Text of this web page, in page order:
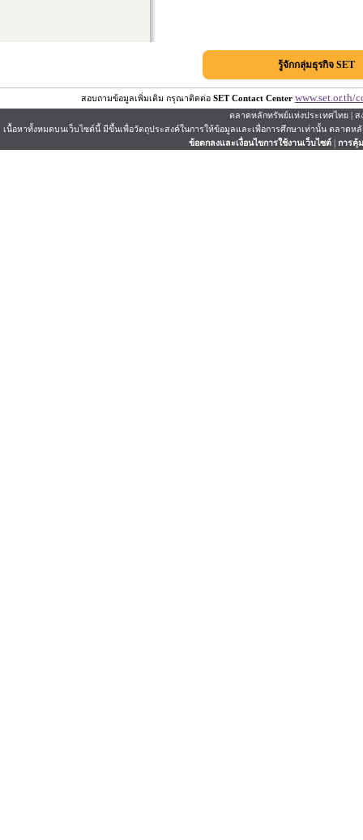
รู้จักกลุ่มธุรกิจ SET
สอบถามข้อมูลเพิ่มเติม กรุณาติดต่อ SET Contact Center www.set.or.th/
ตลาดหลักทรัพย์แห่งประเทศไทย |
เนื้อหาทั้งหมดบนเว็บไซต์นี้ มีขึ้นเพื่อวัตถุประสงค์ในการให้ข้อมูลและเพื่อการศึกษาเท่านั้น ตลาด
ข้อตกลงและเงื่อนไขการใช้งานเว็บไซต์| การคุ้